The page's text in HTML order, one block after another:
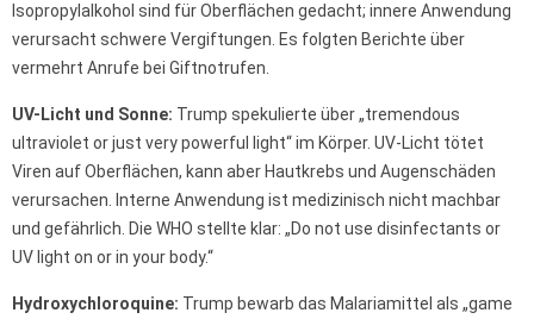
Isopropylalkohol sind für Oberflächen gedacht; innere Anwendung
verursacht schwere Vergiftungen. Es folgten Berichte über
vermehrt Anrufe bei Giftnotrufen.
UV-Licht und Sonne: Trump spekulierte über „tremendous
ultraviolet or just very powerful light“ im Körper. UV-Licht tötet
Viren auf Oberflächen, kann aber Hautkrebs und Augenschäden
verursachen. Interne Anwendung ist medizinisch nicht machbar
und gefährlich. Die WHO stellte klar: „Do not use disinfectants or
UV light on or in your body.“
Hydroxychloroquine: Trump bewarb das Malariamittel als „game